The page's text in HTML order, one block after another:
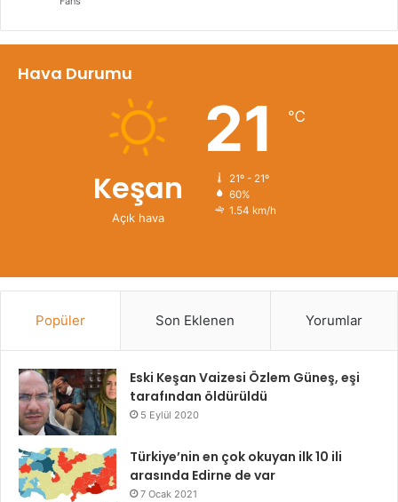
Hava Durumu
Keşan
Açık hava
21 ℃
21º - 21º
60%
1.54 km/h
Popüler Son Eklenen Yorumlar
Eski Keşan Vaizesi Özlem Güneş, eşi
tarafından öldürüldü
5 Eylül 2020
Türkiye’nin en çok okuyan ilk 10 ili
arasında Edirne de var
7 Ocak 2021